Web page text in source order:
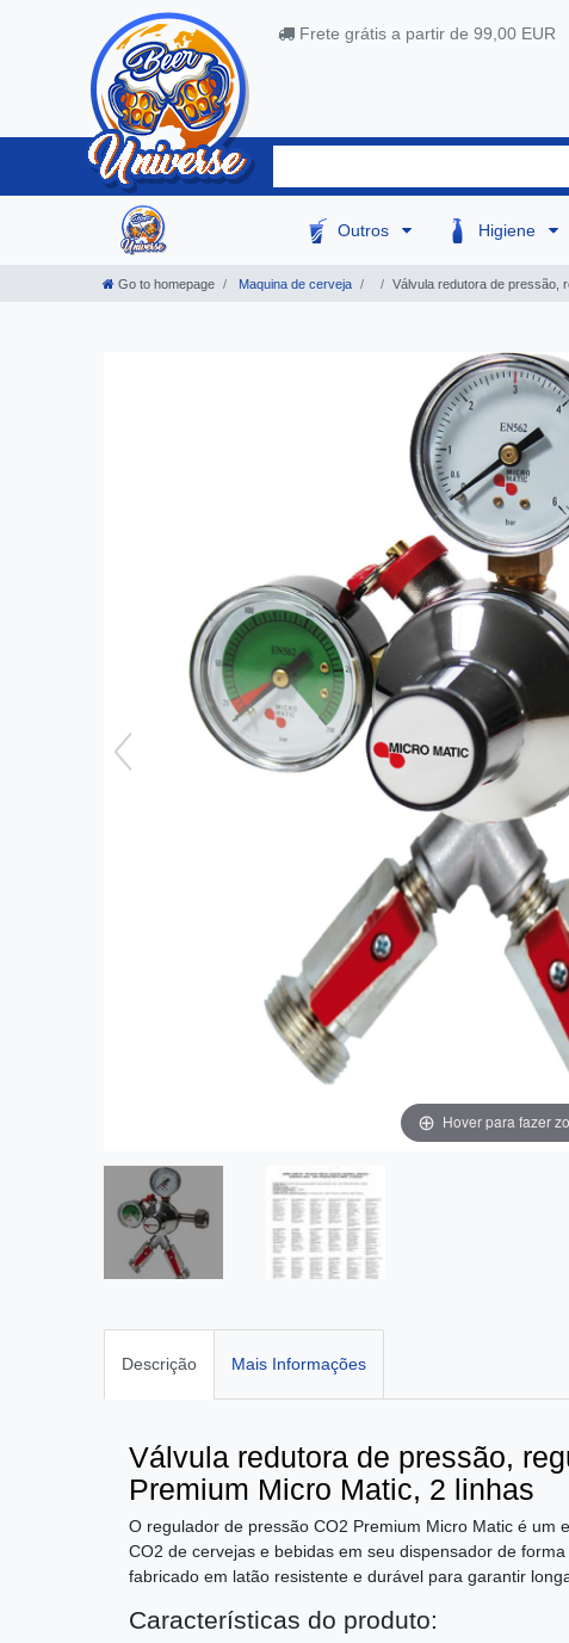
Frete grátis a partir de 99,00 EUR
Outros Higiene
Go to homepage Maquina de cerveja Válvula redutora de pressão,
Hover para fazer
Descrição Mais Informações
Válvula redutora de pressão,
Premium Micro Matic, 2 linhas
O regulador de pressão CO2 Premium Micro Matic é um
CO2 de cervejas e bebidas em seu dispensador de
fabricado em latão resistente e durável para garantir
Características do produto: